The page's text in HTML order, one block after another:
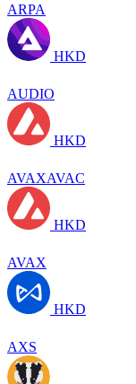
ARPA
HKD
AUDIO
HKD
AVAXAVAC
HKD
AVAX
HKD
AXS